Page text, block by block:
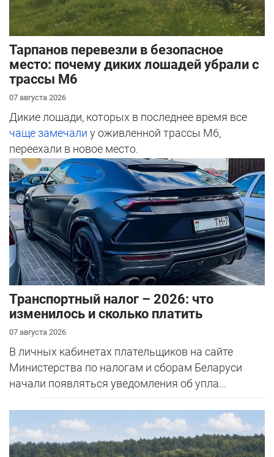
Тарпанов перевезли в безопасное
место: почему диких лошадей убрали с
трассы М6
07 августа 2026
Дикие лошади, которых в последнее время все
чаще замечали у оживленной трассы М6,
переехали в новое место.
Транспортный налог – 2026: что
изменилось и сколько платить
07 августа 2026
В личных кабинетах плательщиков на сайте
Министерства по налогам и сборам Беларуси
начали появляться уведомления об упла...